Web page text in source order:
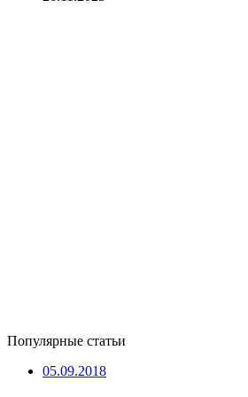
Популярные статьи
05.09.2018